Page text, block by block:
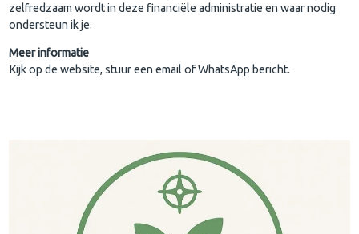
zelfredzaam wordt in deze financiële administratie en waar nodig
ondersteun ik je.
Meer informatie
Kijk op de website, stuur een email of WhatsApp bericht.